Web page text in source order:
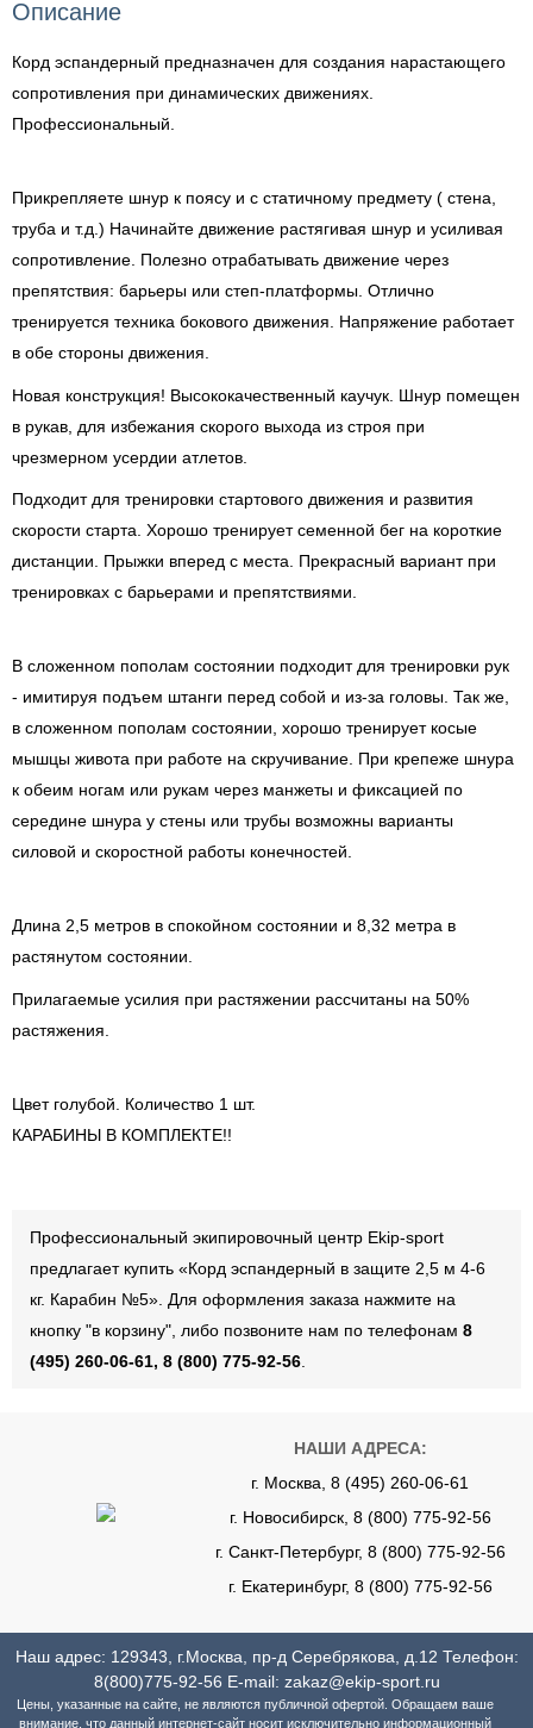
Описание
Корд эспандерный предназначен для создания нарастающего
сопротивления при динамических движениях.
Профессиональный.
Прикрепляете шнур к поясу и с статичному предмету ( стена,
труба и т.д.) Начинайте движение растягивая шнур и усиливая
сопротивление. Полезно отрабатывать движение через
препятствия: барьеры или степ-платформы. Отлично
тренируется техника бокового движения. Напряжение работает
в обе стороны движения.
Новая конструкция! Высококачественный каучук. Шнур помещен
в рукав, для избежания скорого выхода из строя при
чрезмерном усердии атлетов.
Подходит для тренировки стартового движения и развития
скорости старта. Хорошо тренирует семенной бег на короткие
дистанции. Прыжки вперед с места. Прекрасный вариант при
тренировках с барьерами и препятствиями.
В сложенном пополам состоянии подходит для тренировки рук
- имитируя подъем штанги перед собой и из-за головы. Так же,
в сложенном пополам состоянии, хорошо тренирует косые
мышцы живота при работе на скручивание. При крепеже шнура
к обеим ногам или рукам через манжеты и фиксацией по
середине шнура у стены или трубы возможны варианты
силовой и скоростной работы конечностей.
Длина 2,5 метров в спокойном состоянии и 8,32 метра в
растянутом состоянии.
Прилагаемые усилия при растяжении рассчитаны на 50%
растяжения.
Цвет голубой. Количество 1 шт.
КАРАБИНЫ В КОМПЛЕКТЕ!!
Профессиональный экипировочный центр Ekip-sport
предлагает купить «Корд эспандерный в защите 2,5 м 4-6
кг. Карабин №5». Для оформления заказа нажмите на
кнопку "в корзину", либо позвоните нам по телефонам 8
(495) 260-06-61, 8 (800) 775-92-56.
НАШИ АДРЕСА:
г. Москва, 8 (495) 260-06-61
г. Новосибирск, 8 (800) 775-92-56
г. Санкт-Петербург, 8 (800) 775-92-56
г. Екатеринбург, 8 (800) 775-92-56
Наш адрес: 129343, г.Москва, пр-д Серебрякова, д.12 Телефон:
8(800)775-92-56 E-mail: zakaz@ekip-sport.ru
Цены, указанные на сайте, не являются публичной офертой. Обращаем ваше
внимание, что данный интернет-сайт носит исключительно информационный